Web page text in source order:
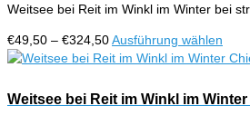
der
Weitsee bei Reit im Winkl im Winter bei
€49,50 – €324,50Preisspanne:
€49,50
€324,50
Ausführung wählen
Weitsee bei Reit im Winkl im